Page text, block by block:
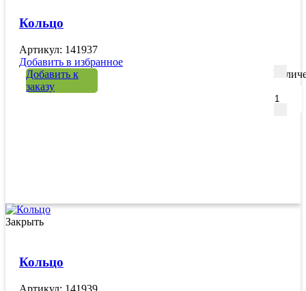
Кольцо
Артикул: 141937
Добавить в избранное
Добавить к
заказу
Закрыть
Кольцо
Артикул: 141939